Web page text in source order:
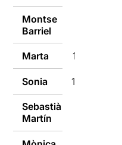
Montse
Barriel
Marta 10/01/2017
Sonia 10/01/2017
Sebastià
Martín